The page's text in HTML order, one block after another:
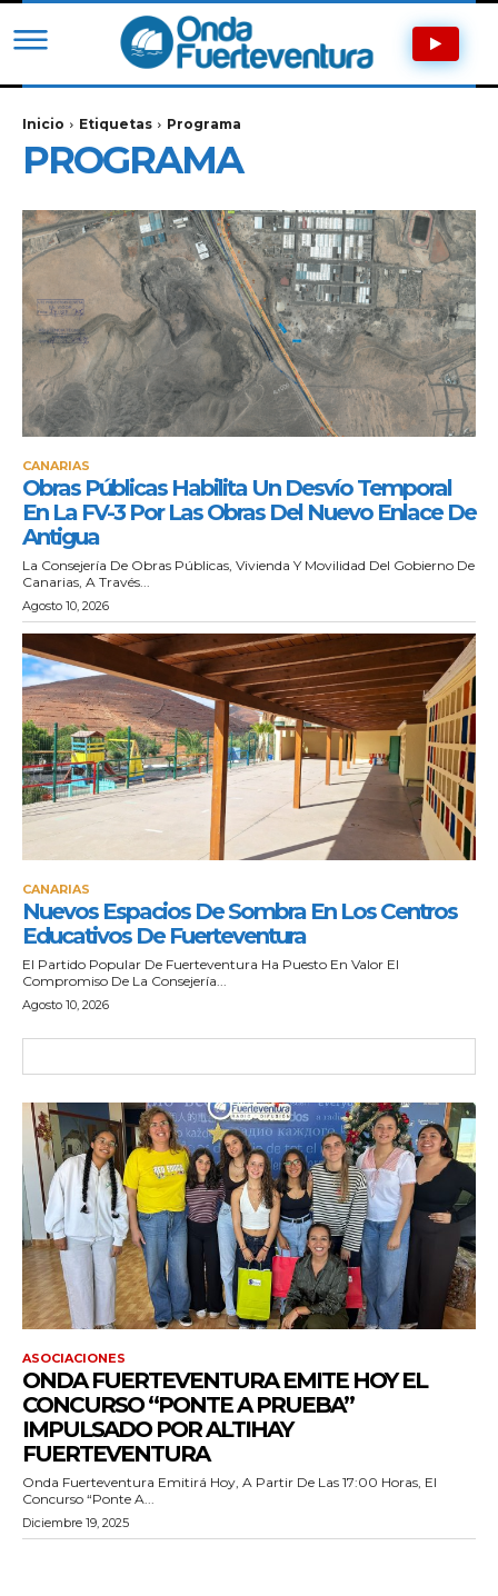
Inicio Etiquetas Programa
PROGRAMA
CANARIAS
Obras Públicas Habilita Un Desvío Temporal
En La FV-3 Por Las Obras Del Nuevo Enlace De
Antigua
La Consejería De Obras Públicas, Vivienda Y Movilidad Del Gobierno De
Canarias, A Través...
Agosto 10, 2026
CANARIAS
Nuevos Espacios De Sombra En Los Centros
Educativos De Fuerteventura
El Partido Popular De Fuerteventura Ha Puesto En Valor El
Compromiso De La Consejería...
Agosto 10, 2026
ASOCIACIONES
ONDA FUERTEVENTURA EMITE HOY EL
CONCURSO “PONTE A PRUEBA”
IMPULSADO POR ALTIHAY
FUERTEVENTURA
Onda Fuerteventura Emitirá Hoy, A Partir De Las 17:00 Horas, El
Concurso “Ponte A...
Diciembre 19, 2025